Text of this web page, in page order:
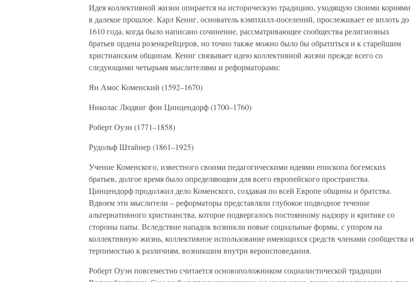
Идея коллективной жизни опирается на историческую традицию, уходящую своими корнями
в далекое прошлое. Карл Кениг, основатель кэмпхилл-поселений, прослеживает ее вплоть до
1610 года, когда было написано сочинение, рассматривающее сообщества религиозных
братьев ордена розенкрейцеров, но точно также можно было бы обратиться и к старейшим
христианским общинам. Кениг связывает идею коллективной жизни прежде всего со
следующими четырьмя мыслителями и реформаторами:
Ян Амос Коменский (1592–1670)
Николас Людвиг фон Цинцендорф (1700–1760)
Роберт Оуэн (1771–1858)
Рудольф Штайнер (1861–1925)
Учение Коменского, известного своими педагогическими идеями епископа богемских
братьев, долгое время было определяющим для всего европейского пространства.
Цинцендорф продолжил дело Коменского, создавая по всей Европе общины и братства.
Вдвоем эти мыслители – реформаторы представляли глубокое подводное течение
альтернативного христианства, которое подвергалось постоянному надзору и критике со
стороны папы. Вследствие нападок возникли новые социальные формы, с упором на
коллективную жизнь, коллективное использование имеющихся средств членами сообщества и
терпимостью к различиям, возникшим внутри вероисповедания.
Роберт Оуэн повсеместно считается основоположником социалистической традиции